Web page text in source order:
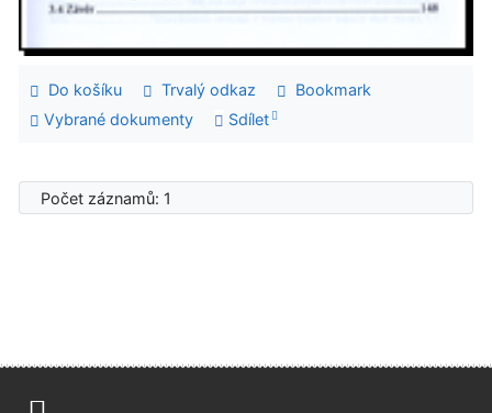
Do košíku Trvalý odkaz
Bookmark
Vybrané dokumenty
Sdílet
Počet záznamů: 1